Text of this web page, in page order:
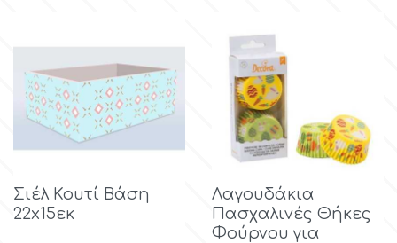
Vanilla Scientific
Σιέλ Κουτί Βάση
22x15εκ
Λαγουδάκια
Πασχαλινές Θήκες
Φούρνου για